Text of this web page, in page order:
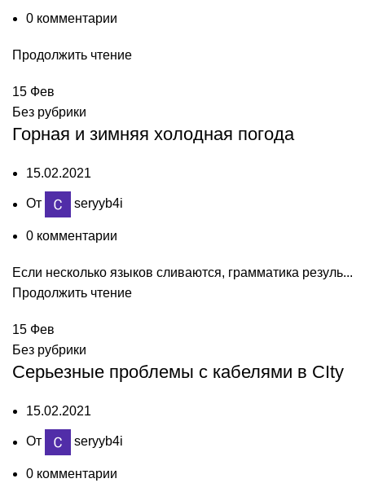
0 комментарии
Продолжить чтение
15 Фев
Без рубрики
Горная и зимняя холодная погода
15.02.2021
От seryyb4i
0 комментарии
Если несколько языков сливаются, грамматика резуль...
Продолжить чтение
15 Фев
Без рубрики
Серьезные проблемы с кабелями в CIty
15.02.2021
От seryyb4i
0 комментарии